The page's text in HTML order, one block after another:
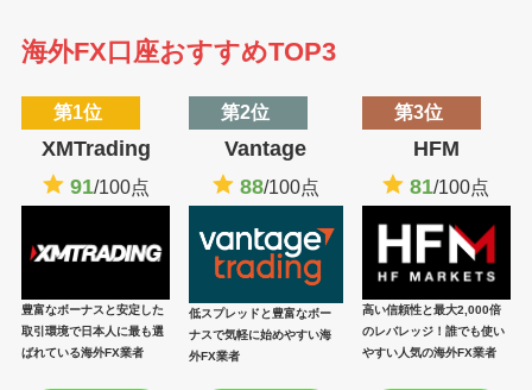
海外FX口座おすすめTOP3
第1位
XMTrading
91/100点
豊富なボーナスと安定した
取引環境で日本人に最も選
ばれている海外FX業者
第2位
Vantage
88/100点
低スプレッドと豊富なボー
ナスで気軽に始めやすい海
外FX業者
第3位
HFM
81/100点
高い信頼性と最大2,000倍
のレバレッジ！誰でも使い
やすい人気の海外FX業者